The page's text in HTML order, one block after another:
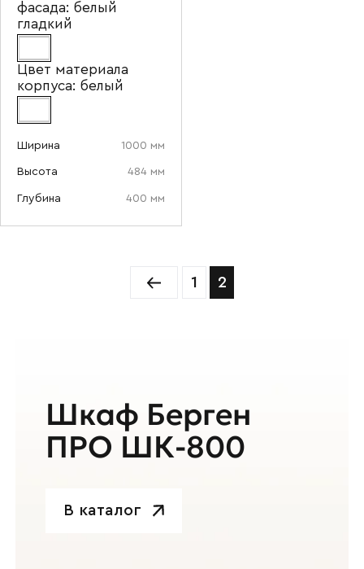
Шкаф Берген
ПРО ШК-800
В каталог
фасада: белый
гладкий
Цвет материала
корпуса: белый
Ширина 1000 мм
Высота 484 мм
Глубина 400 мм
1 2